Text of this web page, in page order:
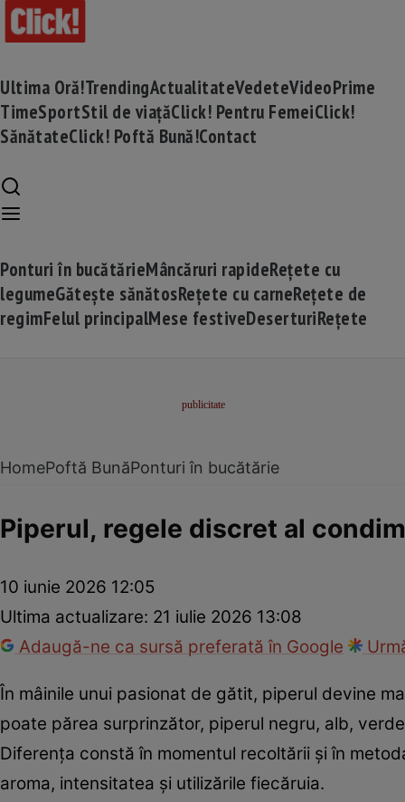
Ultima Oră!TrendingActualitateVedeteVideoPrime
TimeSportStil de viațăClick! Pentru FemeiClick!
SănătateClick! Poftă Bună!Contact
Ponturi în bucătărieMâncăruri rapideRețete cu
legumeGătește sănătosRețete cu carneRețete de
regimFelul principalMese festiveDeserturiRețete
HomePoftă BunăPonturi în bucătărie
Piperul, regele discret al
10 iunie 2026 12:05
Ultima actualizare: 21 iulie 2026 13:08
Adaugă-ne ca sursă preferată în Google
În mâinile unui pasionat de gătit, piperul devine
poate părea surprinzător, piperul negru, alb,
Diferența constă în momentul recoltării și în
aroma, intensitatea și utilizările fiecăruia.